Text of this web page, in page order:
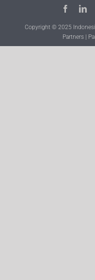
Copyright © 2025
Partners |